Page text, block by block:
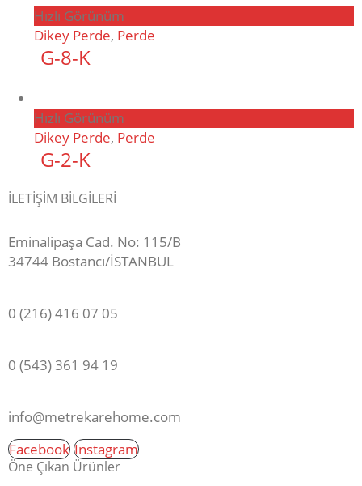
Hızlı Görünüm
Dikey Perde, Perde
G-8-K
Hızlı Görünüm
Dikey Perde, Perde
G-2-K
İLETİŞİM BİLGİLERİ
Eminalipaşa Cad. No: 115/B
34744 Bostancı/İSTANBUL
0 (216) 416 07 05
0 (543) 361 94 19
info@metrekarehome.com
Facebook Instagram
Öne Çıkan Ürünler